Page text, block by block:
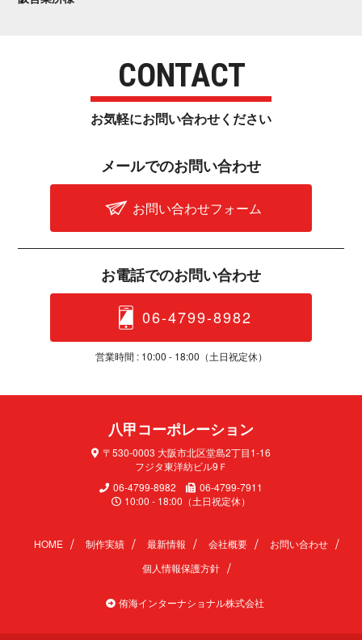
CONTACT
お気軽にお問い合わせ く だ さ い
メールでのお問 い 合 わ せ
お問い合わせフォーム
お電話でのお問 い 合 わ せ
06-4799-8982
営業時間 : 10:00 - 18:00（土日 祝 定 休 ）
八甲コーポレ ー シ ョ ン
〒530-0003 大阪市北区堂島2丁目1-16
フジタ東洋紡ビル9Ｆ
06-4799-8982
06-4799-7911
10:00 - 18:00（土日祝定休）
HOME 制作実績 最新情報 会社概要
お問い合わせ
個人情報保護方針
侑海インターナショナル株式会社